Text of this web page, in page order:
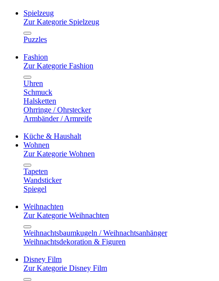
Spielzeug
Zur Kategorie Spielzeug
Puzzles
Fashion
Zur Kategorie Fashion
Uhren
Schmuck
Halsketten
Ohrringe / Ohrstecker
Armbänder / Armreife
Küche & Haushalt
Wohnen
Zur Kategorie Wohnen
Tapeten
Wandsticker
Spiegel
Weihnachten
Zur Kategorie Weihnachten
Weihnachtsbaumkugeln / Weihnachtsanhänger
Weihnachtsdekoration & Figuren
Disney Film
Zur Kategorie Disney Film